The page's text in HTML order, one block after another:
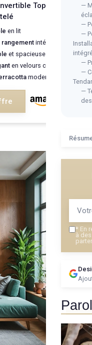
Topaze en
en lit
intégré
et spacieuse pour 3 places
en velours côtelé
moderne
—
—
—
—
—
—
* En
à